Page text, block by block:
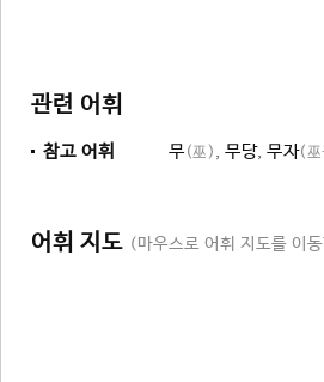
관련 어휘
참고 어휘 무 (巫) , 무당, 무자(巫
어휘 지도 (마우스로 어휘 지도를 이